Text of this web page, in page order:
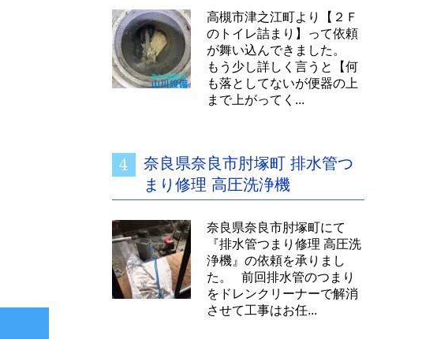
高槻市津之江町より【２Ｆ
のトイレ詰まり】って依頼
が舞い込んできました。
もう少し詳しく言うと【何
も落としてないが便器の上
まで上がってく...
奈良県奈良市肘塚町 排水管つ
まり修理 高圧洗浄機
奈良県奈良市肘塚町にて
『排水管つまり修理 高圧洗
浄機』の依頼を承りまし
た。 前回排水管のつまり
をドレンクリーナーで解消
させて工事はお任...